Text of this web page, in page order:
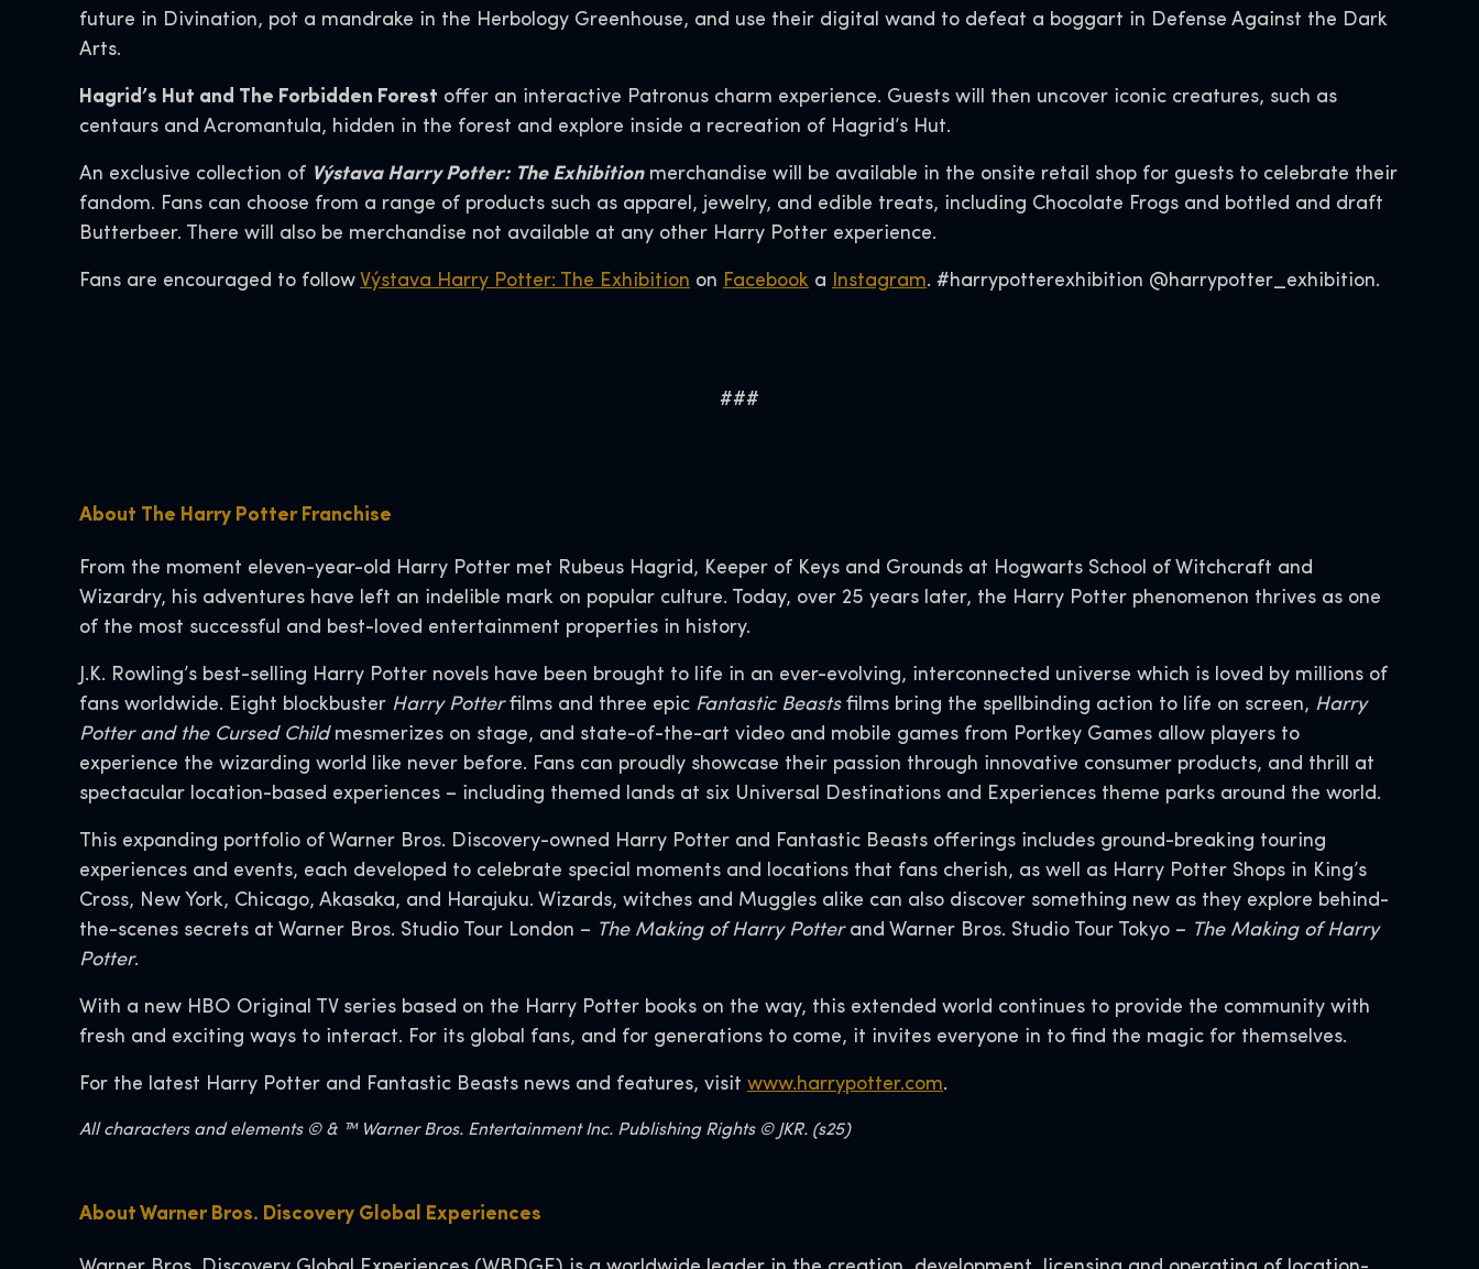
future in Divination, pot a mandrake in the Herbology Greenhouse, and use their digital wand to defeat a boggart in Defense Against the Dark
Arts.
Hagrid’s Hut and The Forbidden Forest offer an interactive Patronus charm experience. Guests will then uncover iconic creatures, such as
centaurs and Acromantula, hidden in the forest and explore inside a recreation of Hagrid’s Hut.
An exclusive collection of Výstava Harry Potter: The Exhibitionmerchandise will be available in the onsite retail shop for guests to celebrate their
fandom. Fans can choose from a range of products such as apparel, jewelry, and edible treats, including Chocolate Frogs and bottled and draft
Butterbeer. There will also be merchandise not available at any other Harry Potter experience.
Fans are encouraged to follow Výstava Harry Potter: The Exhibition on Facebook a Instagram. #harrypotterexhibition @harrypotter_exhibition.
###
About The Harry Potter Franchise
From the moment eleven-year-old Harry Potter met Rubeus Hagrid, Keeper of Keys and Grounds at Hogwarts School of Witchcraft and
Wizardry, his adventures have left an indelible mark on popular culture. Today, over 25 years later, the Harry Potter phenomenon thrives as one
of the most successful and best-loved entertainment properties in history.
J.K. Rowling’s best-selling Harry Potter novels have been brought to life in an ever-evolving, interconnected universe which is loved by millions of
fans worldwide. Eight blockbuster Harry Potterfilms and three epic Fantastic Beastsfilms bring the spellbinding action to life on screen, Harry
Potter and the Cursed Childmesmerizes on stage, and state-of-the-art video and mobile games from Portkey Games allow players to
experience the wizarding world like never before. Fans can proudly showcase their passion through innovative consumer products, and thrill at
spectacular location-based experiences – including themed lands at six Universal Destinations and Experiences theme parks around the world.
This expanding portfolio of Warner Bros. Discovery-owned Harry Potter and Fantastic Beasts offerings includes ground-breaking touring
experiences and events, each developed to celebrate special moments and locations that fans cherish, as well as Harry Potter Shops in King’s
Cross, New York, Chicago, Akasaka, and Harajuku. Wizards, witches and Muggles alike can also discover something new as they explore behind-
the-scenes secrets at Warner Bros. Studio Tour London – The Making of Harry Potterand Warner Bros. Studio Tour Tokyo – The Making of Harry
Potter.
With a new HBO Original TV series based on the Harry Potter books on the way, this extended world continues to provide the community with
fresh and exciting ways to interact. For its global fans, and for generations to come, it invites everyone in to find the magic for themselves.
For the latest Harry Potter and Fantastic Beasts news and features, visit www.harrypotter.com.
All characters and elements © & ™ Warner Bros. Entertainment Inc. Publishing Rights © JKR. (s25)
About Warner Bros. Discovery Global Experiences